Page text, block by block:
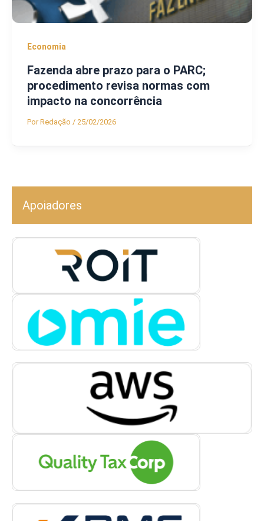
Economia
Fazenda abre prazo para o PARC;
procedimento revisa normas com
impacto na concorrência
PorRedação / 25/02/2026
Apoiadores